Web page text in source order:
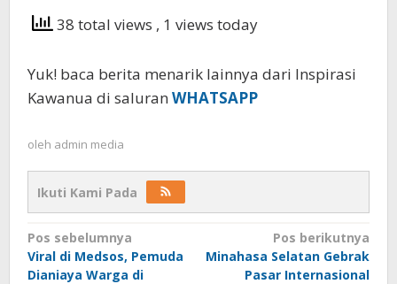
38 total views , 1 views today
Yuk! baca berita menarik lainnya dari Inspirasi
Kawanua di saluran WHATSAPP
oleh admin media
Ikuti Kami Pada
Navigasi
pos
Pos sebelumnya
Viral di Medsos, Pemuda
Dianiaya Warga di
Pos berikutnya
Minahasa Selatan Gebrak
Pasar Internasional